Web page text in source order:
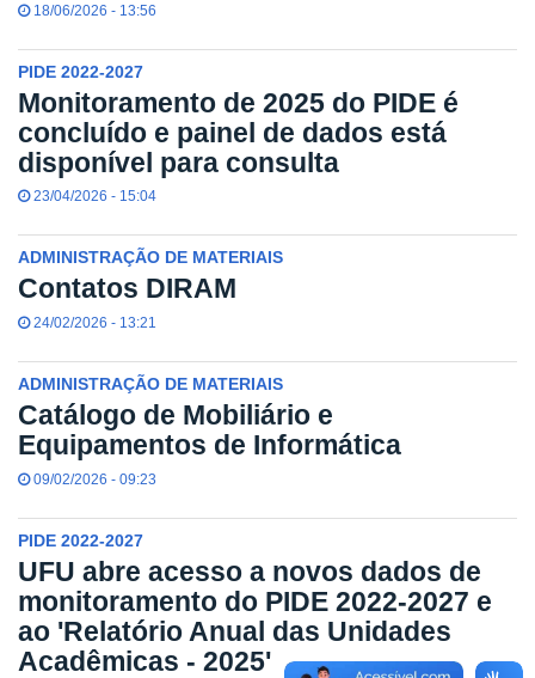
18/06/2026 - 13:56
PIDE 2022-2027
Monitoramento de 2025 do PIDE é
concluído e painel de dados está
disponível para consulta
23/04/2026 - 15:04
ADMINISTRAÇÃO DE MATERIAIS
Contatos DIRAM
24/02/2026 - 13:21
ADMINISTRAÇÃO DE MATERIAIS
Catálogo de Mobiliário e
Equipamentos de Informática
09/02/2026 - 09:23
PIDE 2022-2027
UFU abre acesso a novos dados de
monitoramento do PIDE 2022-2027 e
ao 'Relatório Anual das Unidades
Acadêmicas - 2025'